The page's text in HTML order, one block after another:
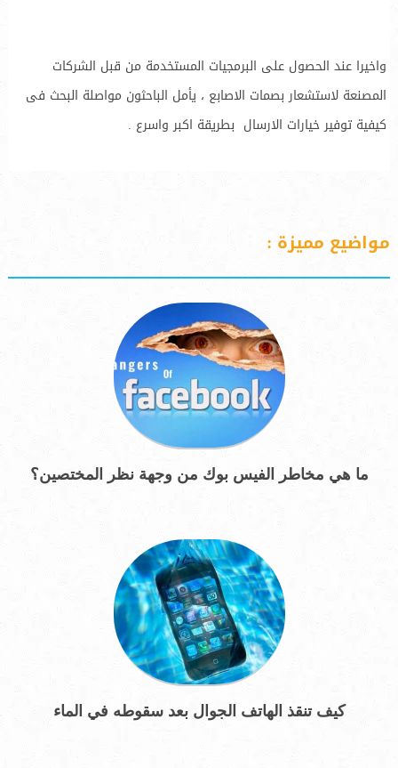
واخيرا عند الحصول على البرمجيات المستخدمة من قبل الشركات
المصنعة لاستشعار بصمات الاصابع ، يأمل الباحثون مواصلة البحث فى
كيفية توفير خيارات الارسال بطريقة اكبر واسرع .
مواضيع مميزة :
ما هي مخاطر الفيس بوك من وجهة نظر المختصين؟
كيف تنقذ الهاتف الجوال بعد سقوطه في الماء